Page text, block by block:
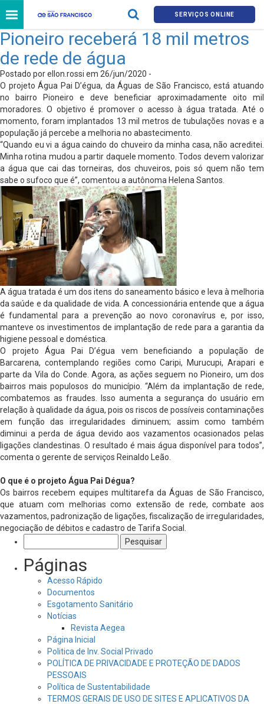
SERVIÇOS ONLINE
Pioneiro receberá 18 mil metros
de rede de água
Postado por ellon.rossi em 26/jun/2020 -
O projeto Água Pai D’égua, da Águas de São Francisco, está atuando
no bairro Pioneiro e deve beneficiar aproximadamente oito mil
moradores. O objetivo é promover o acesso à água tratada. Até o
momento, foram implantados 13 mil metros de tubulações novas e a
população já percebe a melhoria no abastecimento.
“Quando eu vi a água caindo do chuveiro da minha casa, não acreditei.
Minha rotina mudou a partir daquele momento. Todos devem valorizar
a água que cai das torneiras, dos chuveiros, pois só quem não tem
sabe o sufoco que é”, comentou a autônoma Helena Santos.
A água tratada é um dos itens do saneamento básico e leva à melhoria
da saúde e da qualidade de vida. A concessionária entende que a água
é fundamental para a prevenção ao novo coronavírus e, por isso,
manteve os investimentos de implantação de rede para a garantia da
higiene pessoal e doméstica.
O projeto Água Pai D’égua vem beneficiando a população de
Barcarena, contemplando regiões como Caripi, Murucupi, Arapari e
parte da Vila do Conde. Agora, as ações seguem no Pioneiro, um dos
bairros mais populosos do município. “Além da implantação de rede,
combatemos as fraudes. Isso aumenta a segurança do usuário em
relação à qualidade da água, pois os riscos de possíveis contaminações
em função das irregularidades diminuem; assim como também
diminui a perda de água devido aos vazamentos ocasionados pelas
ligações clandestinas. O resultado é mais água disponível para todos”,
comenta o gerente de serviços Reinaldo Leão.
O que é o projeto Água Pai Dégua?
Os bairros recebem equipes multitarefa da Águas de São Francisco,
que atuam com melhorias como extensão de rede, combate aos
vazamentos, padronização de ligações, fiscalização de irregularidades,
negociação de débitos e cadastro de Tarifa Social.
por:
Páginas
Acesso Rápido
Documentos
Esgotamento Sanitário
Notícias
Revista Aegea
Página Inicial
Politica de Inv. Social Privado
POLÍTICA DE PRIVACIDADE E PROTEÇÃO DE DADOS
PESSOAIS
Política de Sustentabilidade
TERMOS GERAIS DE USO DE SITES E APLICATIVOS DA